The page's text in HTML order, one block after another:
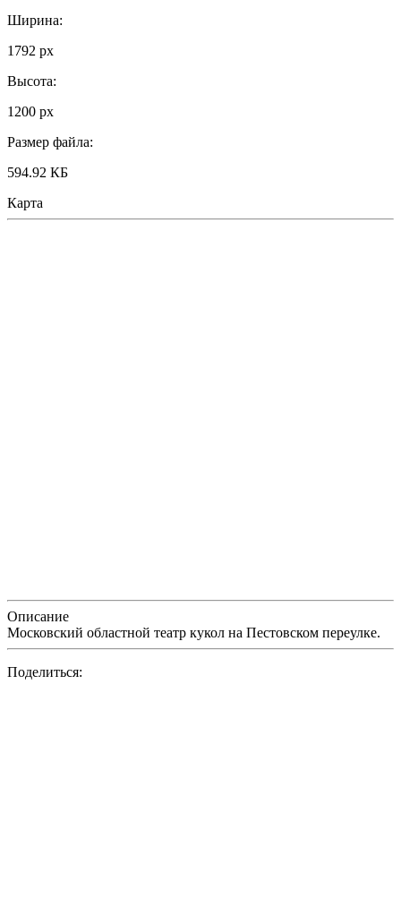
Ширина:
1792 px
Высота:
1200 px
Размер файла:
594.92 КБ
Карта
Описание
Московский областной театр кукол на Пестовском переулке.
Поделиться: